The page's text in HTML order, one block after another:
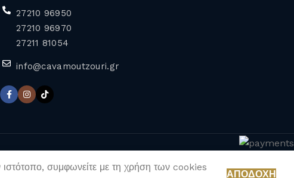
27210 96950
27210 96970
27211 81054
info@cavamoutzouri.gr
συμφωνείτε με τη χρήση των cookies
ΑΠΟΔΟΧΉ